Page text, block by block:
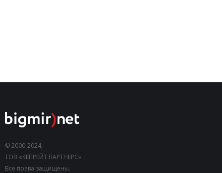
© 2000-2024,
ТОВ «КЕПРЕЙТ ПАРТНЕРС».
Все права защищены.